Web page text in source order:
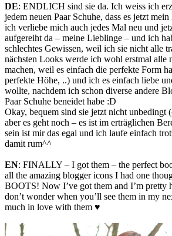
DE: ENDLICH sind sie da. Ich weiss ich
jedem neuen Paar Schuhe, dass es jetzt
ich verliebe mich auch jedes Mal neu und
aufgereiht da – meine Lieblinge – und ich
schlechtes Gewissen, weil ich sie nicht alle
nächsten Looks werde ich wohl erstmal alle
machen, weil es einfach die perfekte Form
perfekte Höhe, ..) und ich es einfach liebe
wollte, nachdem ich schon diverse andere
Paar Schuhe beneidet habe :D
Okay, bequem sind sie jetzt nicht unbedingt
aber es geht noch – es ist im erträglichen
sein ist mir das egal und ich laufe einfach
damit rum^^
EN: FINALLY – I got them – the perfect
all the amazing blogger icons I had one
BOOTS! Now I’ve got them and I’m pretty
don’t wonder when you’ll see them in my
much in love with them ♥